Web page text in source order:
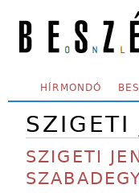
SECONDARY MENU
HÍRMONDÓ
SZIGETI
SZIGETI